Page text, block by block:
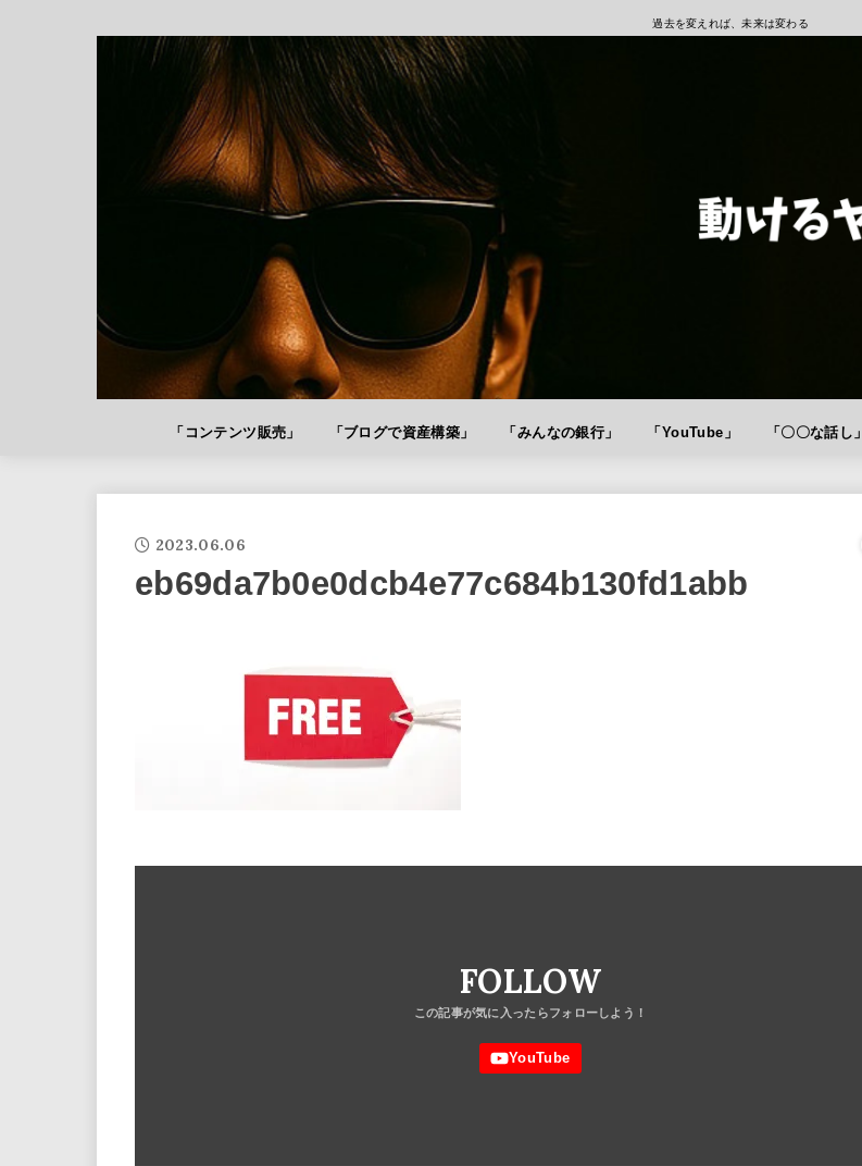
過去を変えれば、未来は変わる
「コンテンツ販売」 「ブログで資産構築」 「みんなの銀行」 「YouTube」 「〇〇な話し」
2023.06.06
eb69da7b0e0dcb4e77c684b130fd1abb
FOLLOW